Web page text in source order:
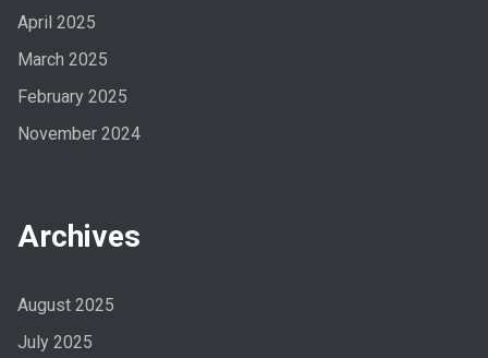
April 2025
March 2025
February 2025
November 2024
Archives
August 2025
July 2025